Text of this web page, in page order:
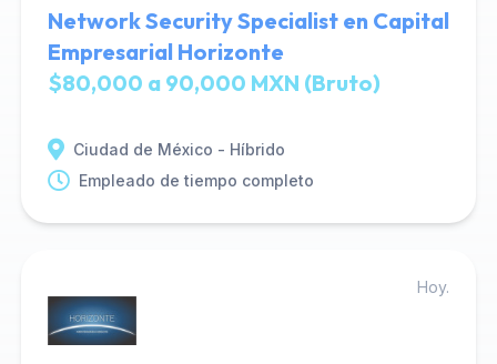
Network Security Specialist en Capital
Empresarial Horizonte
$80,000 a 90,000 MXN (Bruto)
Ciudad de México - Híbrido
Empleado de tiempo completo
Hoy.